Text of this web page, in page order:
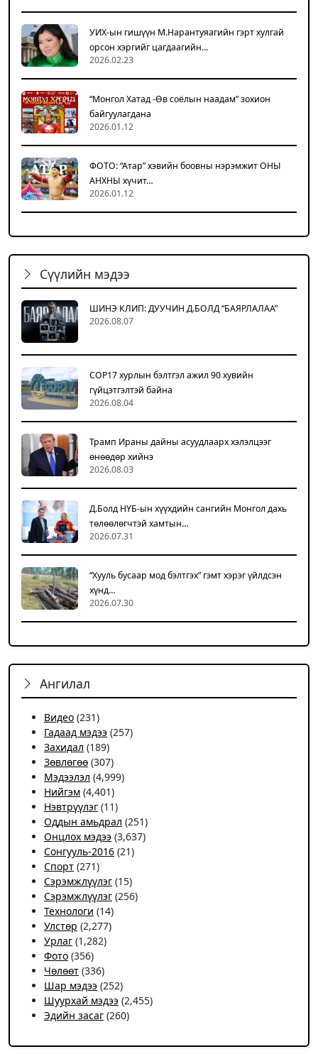
УИХ-ын гишүүн М.Нарантуяагийн гэрт хулгай
орсон хэргийг цагдаагийн…
2026.02.23
“Монгол Хатад -Өв соёлын наадам” зохион
байгуулагдана
2026.01.12
ФОТО: “Атар” хэвийн боовны нэрэмжит ОНЫ
АНХНЫ хүчит…
2026.01.12
Сүүлийн мэдээ
ШИНЭ КЛИП: ДУУЧИН Д.БОЛД “БАЯРЛАЛАА”
2026.08.07
COP17 хурлын бэлтгэл ажил 90 хувийн
гүйцэтгэлтэй байна
2026.08.04
Трамп Ираны дайны асуудлаарх хэлэлцээг
өнөөдөр хийнэ
2026.08.03
Д.Болд НҮБ-ын хүүхдийн сангийн Монгол дахь
төлөөлөгчтэй хамтын…
2026.07.31
“Хууль бусаар мод бэлтгэх” гэмт хэрэг үйлдсэн
хүнд…
2026.07.30
Ангилал
Видео (231)
Гадаад мэдээ (257)
Захидал (189)
Зөвлөгөө (307)
Мэдээлэл (4,999)
Нийгэм (4,401)
Нэвтрүүлэг (11)
Оддын амьдрал (251)
Онцлох мэдээ (3,637)
Сонгууль-2016 (21)
Спорт (271)
Сэрэмжлүүлэг (15)
Сэрэмжлүүлэг (256)
Технологи (14)
Улстөр (2,277)
Урлаг (1,282)
Фото (356)
Чѳлѳѳт (336)
Шар мэдээ (252)
Шуурхай мэдээ (2,455)
Эдийн засаг (260)